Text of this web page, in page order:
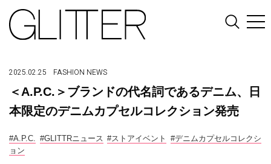
2025.02.25 FASHION NEWS
＜A.P.C.＞ブランドの代名詞であるデニム、日
本限定のデニムカプセルコレクション発売
#A.P.C. #GLITTRニュース #ストアイベント
#デニムカプセルコレクシ
ョン